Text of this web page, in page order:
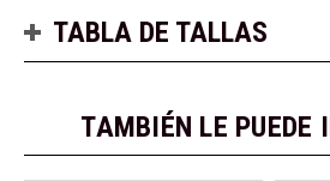
TABLA DE TALLAS
TAMBIÉN LE PUEDE